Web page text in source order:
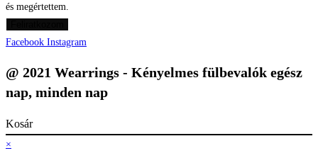
és megértettem.
Facebook Instagram
@ 2021 Wearrings - Kényelmes fülbevalók egész
nap, minden nap
Kosár
×